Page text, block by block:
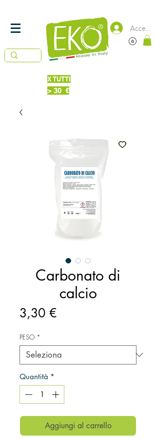
Accedi
> 30 €
X TUTTI
Carbonato di
calcio
3,30 €Prezzo
PESO *
Quantità *
Aggiungi al carrello